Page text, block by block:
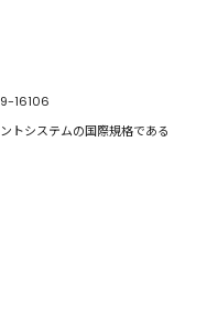
16106
トシステムの国際規格である